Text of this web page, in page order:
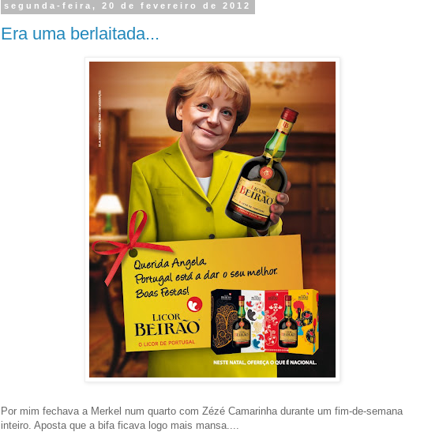
segunda-feira, 20 de fevereiro de 2012
Era uma berlaitada...
Por mim fechava a Merkel num quarto com Zézé Camarinha durante um fim-de-semana
inteiro. Aposta que a bifa ficava logo mais mansa....